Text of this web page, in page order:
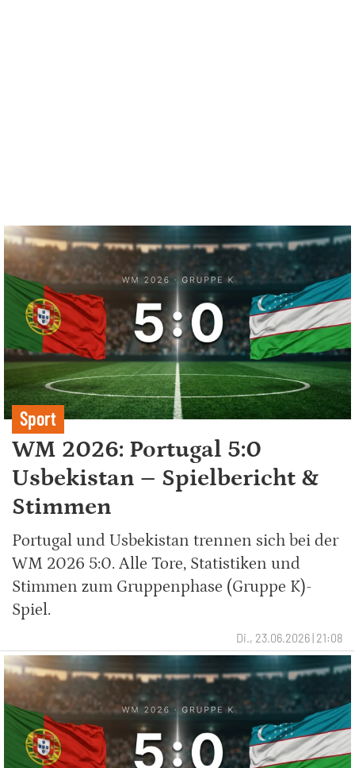
Sport
WM 2026: Portugal 5:0
Usbekistan – Spielbericht &
Stimmen
Portugal und Usbekistan trennen sich bei der
WM 2026 5:0. Alle Tore, Statistiken und
Stimmen zum Gruppenphase (Gruppe K)-
Spiel.
Di., 23.06.2026 | 21:08